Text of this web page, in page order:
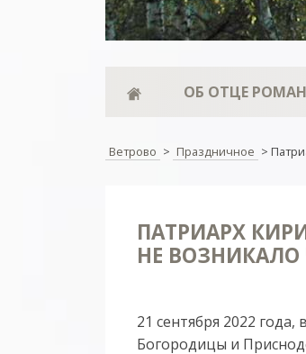
ОБ ОТЦЕ
Ветрово > Праздничное >
ПАТРИАРХ
НЕ ВОЗНИКАЛО
21 сентября 2022
Богородицы и